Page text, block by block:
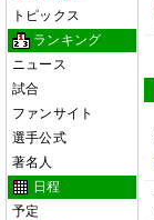
トピックス
ランキング
ニュース
試合
ファンサイト
選手公式
著名人
日程
予定